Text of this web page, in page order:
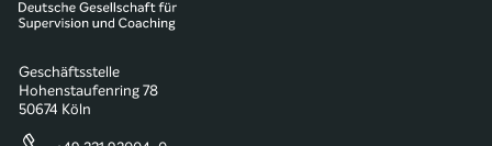
Geschäftsstelle
Hohenstaufenring 78
50674 Köln